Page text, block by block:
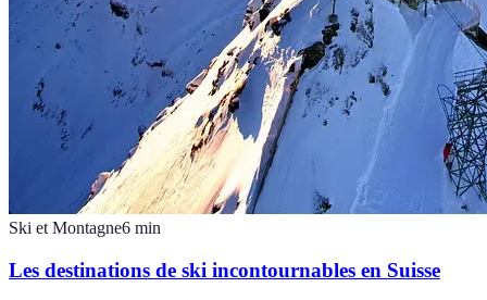
Ski et Montagne6 min
Les destinations de ski incontournables en Suisse